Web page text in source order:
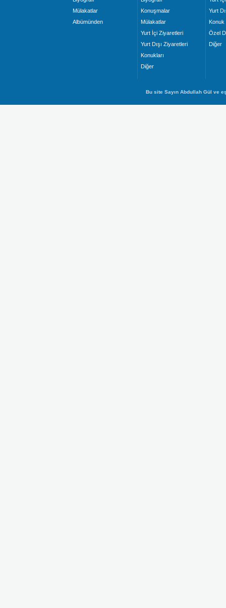
Mülakatlar
Albümünden
Konuşmalar
Mülakatlar
Yurt İçi Ziyaretleri
Yurt Dışı Ziyaretleri
Konukları
Diğer
Yurt
Konuk
Özel
Diğer
Bu site Sayın Abdullah Gül ve